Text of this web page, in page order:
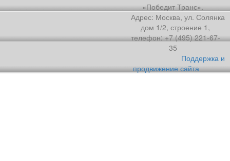
«Победит Транс».
Адрес: Москва, ул. Солянка
дом 1/2, строение 1,
телефон: +7 (495) 221-67-
35
Поддержка и
продвижение сайта